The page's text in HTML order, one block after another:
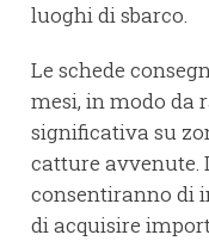
luoghi di sbarco.
Le schede
mesi, in modo da
significativa su
catture avvenute.
consentiranno di
di acquisire